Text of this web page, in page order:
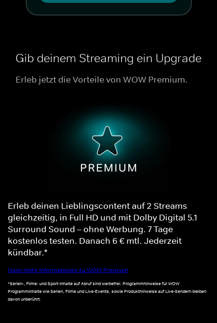
Gib deinem Streaming ein Upgrade
Erleb jetzt die Vorteile von WOW Premium.
Erleb deinen Lieblingscontent auf 2 Streams
gleichzeitig, in Full HD und mit Dolby Digital 5.1
Surround Sound – ohne Werbung. 7 Tage
kostenlos testen. Danach 6 € mtl. Jederzeit
kündbar.*
Noch mehr Informationen zu WOW Premium
*Serien-, Filme- und Sport-Inhalte auf Abruf sind werbefrei. Programmhinweise für WOW
Programminhalte wie Serien, Filme und Live-Events, sowie Produkthinweise auf Live-Sendern bleiben
davon unberührt.